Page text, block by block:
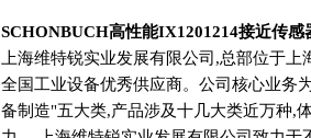
SCHONBUCH高性能IX1201214接近传感
上海维特锐实业发展有限公司,总部位于
全国工业设备优秀供应商。公司核心业务
备制造"五大类,产品涉及十几大类近万种,